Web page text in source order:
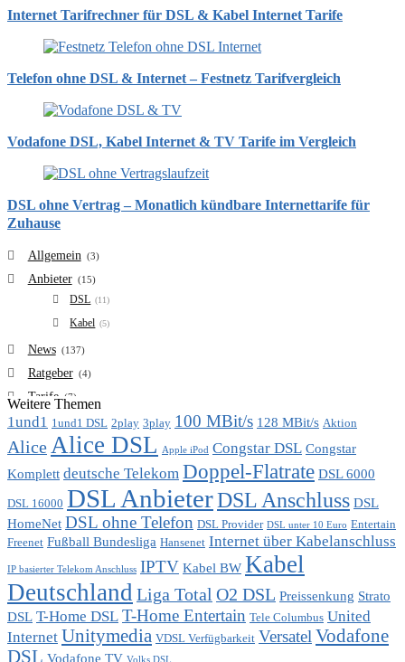
Internet Tarifrechner für DSL & Kabel Internet Tarife
Telefon ohne DSL & Internet – Festnetz Tarifvergleich
Vodafone DSL, Kabel Internet & TV Tarife im Vergleich
DSL ohne Vertrag – Monatlich kündbare Internettarife für
Zuhause
Allgemein (3)
Anbieter (15)
DSL (11)
Kabel (5)
News (137)
Ratgeber (4)
Tarife (7)
VDSL (6)
Vergleich (7)
Weitere Themen
1und1 1und1 DSL 2play 3play 100 MBit/s 128 MBit/s Aktion
AliceAlice DSL Apple iPod Congstar DSL Congstar
Komplett deutsche Telekom Doppel-Flatrate DSL 6000
DSL 16000 DSL AnbieterDSL Anschluss DSL
HomeNet DSL ohne Telefon DSL Provider DSL unter 10 Euro Entertain
Freenet Fußball Bundesliga Hansenet Internet über Kabelanschluss
IP basierter Telekom Anschluss IPTV Kabel BW Kabel
Deutschland Liga Total O2 DSL Preissenkung Strato
DSL T-Home DSL T-Home Entertain Tele Columbus United
Internet Unitymedia VDSL Verfügbarkeit Versatel Vodafone
DSL Vodafone TV Volks DSL